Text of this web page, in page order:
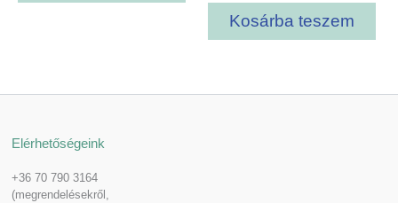
Kosárba teszem
Elérhetőségeink
+36 70 790 3164
(megrendelésekről,